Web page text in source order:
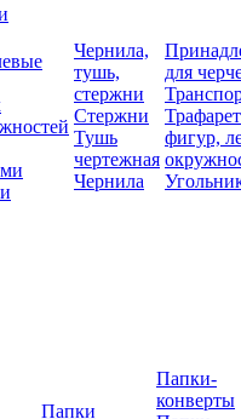
Чернила,
тушь,
стержни
Стержни
Тушь
чертежная
Чернила
для
фигур,
Папки
Папки-
конверты